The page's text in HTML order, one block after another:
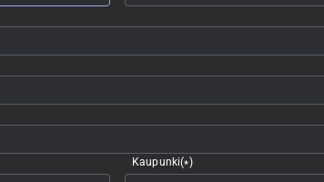
Kaupunki(*)